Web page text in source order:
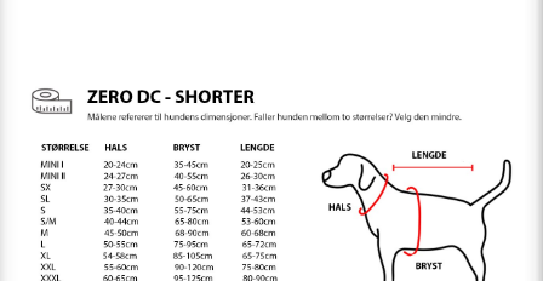
- Ergonomisk hverdagssele
- Utmerket trekksele
- Godt egnet for sporing
- Perfekt for turen
- Finnes i flere farger
Størrelsesguide: